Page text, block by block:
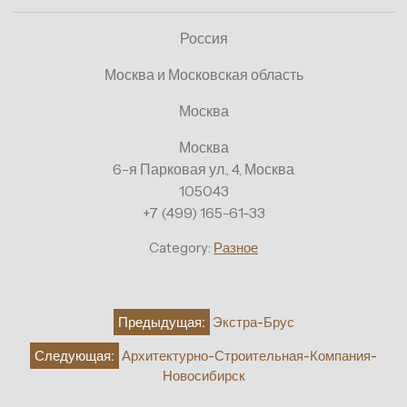
Россия
Москва и Московская область
Москва
Москва
6-я Парковая ул., 4, Москва
105043
+7 (499) 165-61-33
Category: Разное
Навигация
по
записям
Предыдущая: Экстра-Брус
Следующая: Архитектурно-Строительная-Компания-
Новосибирск